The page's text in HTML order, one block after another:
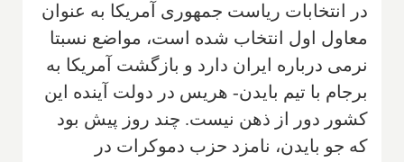
در انتخابات ریاست جمهوری آمریکا به عنوان
معاول اول انتخاب شده است، مواضع نسبتا
نرمی درباره ایران دارد و بازگشت آمریکا به
برجام با تیم بایدن- هریس در دولت آینده این
کشور دور از ذهن نیست. چند روز پیش بود
که جو بایدن، نامزد حزب دموکرات در